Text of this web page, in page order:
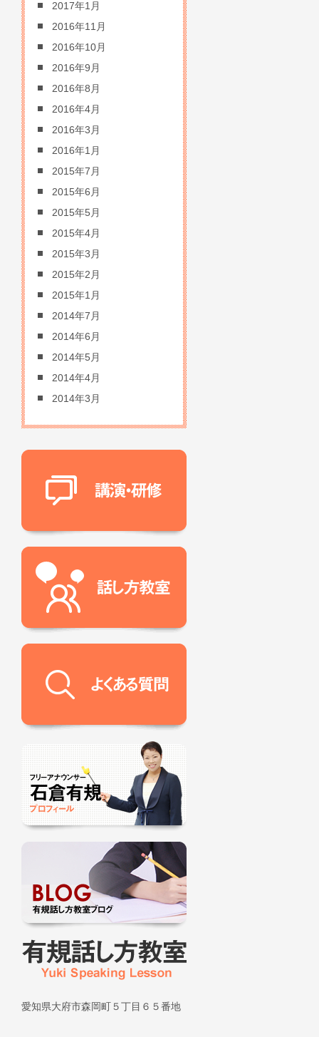
2017年1月
2016年11月
2016年10月
2016年9月
2016年8月
2016年4月
2016年3月
2016年1月
2015年7月
2015年6月
2015年5月
2015年4月
2015年3月
2015年2月
2015年1月
2014年7月
2014年6月
2014年5月
2014年4月
2014年3月
愛知県大府市森岡町５丁目６５番地